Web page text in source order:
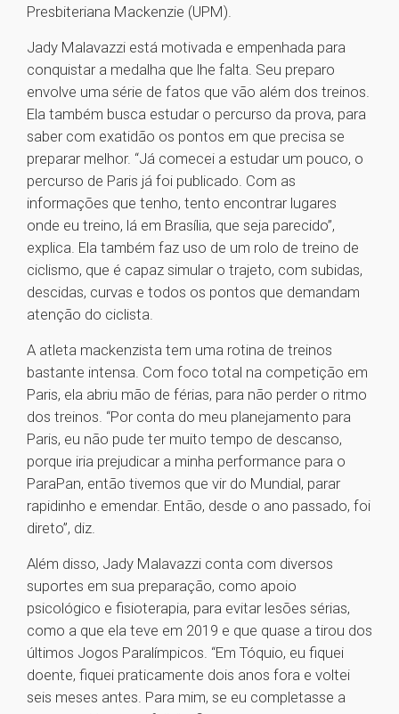
Presbiteriana Mackenzie (UPM).
Jady Malavazzi está motivada e empenhada para
conquistar a medalha que lhe falta. Seu preparo
envolve uma série de fatos que vão além dos treinos.
Ela também busca estudar o percurso da prova, para
saber com exatidão os pontos em que precisa se
preparar melhor. “Já comecei a estudar um pouco, o
percurso de Paris já foi publicado. Com as
informações que tenho, tento encontrar lugares
onde eu treino, lá em Brasília, que seja parecido”,
explica. Ela também faz uso de um rolo de treino de
ciclismo, que é capaz simular o trajeto, com subidas,
descidas, curvas e todos os pontos que demandam
atenção do ciclista.
A atleta mackenzista tem uma rotina de treinos
bastante intensa. Com foco total na competição em
Paris, ela abriu mão de férias, para não perder o ritmo
dos treinos. “Por conta do meu planejamento para
Paris, eu não pude ter muito tempo de descanso,
porque iria prejudicar a minha performance para o
ParaPan, então tivemos que vir do Mundial, parar
rapidinho e emendar. Então, desde o ano passado, foi
direto”, diz.
Além disso, Jady Malavazzi conta com diversos
suportes em sua preparação, como apoio
psicológico e fisioterapia, para evitar lesões sérias,
como a que ela teve em 2019 e que quase a tirou dos
últimos Jogos Paralímpicos. “Em Tóquio, eu fiquei
doente, fiquei praticamente dois anos fora e voltei
seis meses antes. Para mim, se eu completasse a